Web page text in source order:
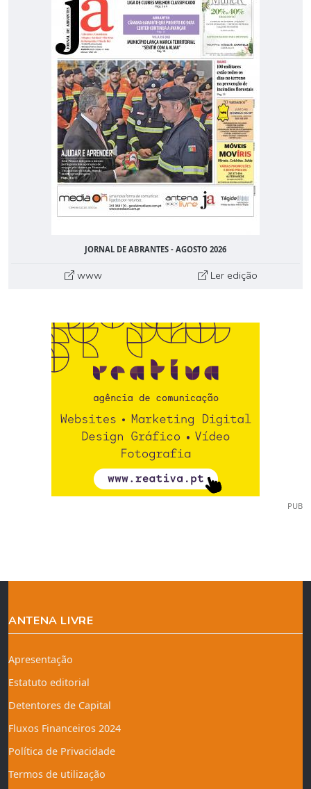
JORNAL DE ABRANTES - AGOSTO 2026
www Ler edição
PUB
ANTENA LIVRE
Apresentação
Estatuto editorial
Detentores de Capital
Fluxos Financeiros 2024
Política de Privacidade
Termos de utilização